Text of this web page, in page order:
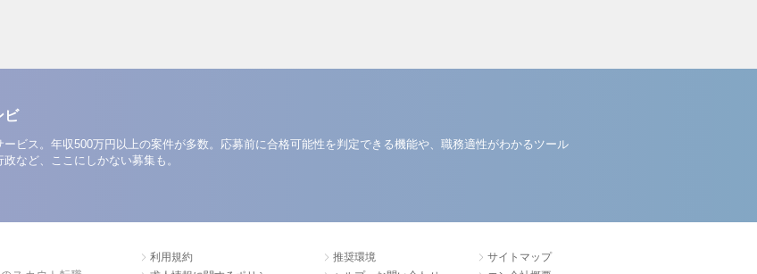
ビ
ビス。年収500万円以上の案件が多数。応募前に合格可能性を判定できる機能や、職務適性がわかるツール
など、ここにしかない募集も。
利用規約
推奨環境
サイトマップ